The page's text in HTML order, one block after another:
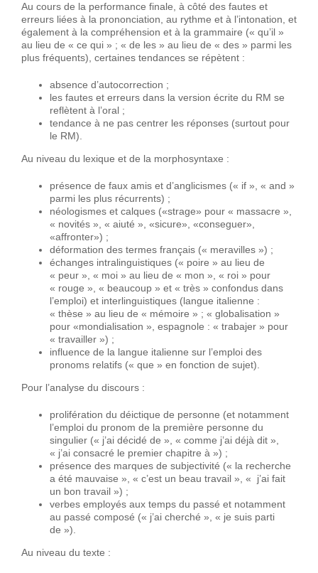
Au cours de la performance finale, à côté des fautes et
erreurs liées à la prononciation, au rythme et à l’intonation, et
également à la compréhension et à la grammaire (« qu’il »
au lieu de « ce qui » ; « de les » au lieu de « des » parmi les
plus fréquents), certaines tendances se répètent :
absence d’autocorrection ;
les fautes et erreurs dans la version écrite du RM se
reflètent à l’oral ;
tendance à ne pas centrer les réponses (surtout pour
le RM).
Au niveau du lexique et de la morphosyntaxe :
présence de faux amis et d’anglicismes (« if », « and »
parmi les plus récurrents) ;
néologismes et calques («strage» pour « massacre »,
« novités », « aiuté », «sicure», «conseguer»,
«affronter») ;
déformation des termes français (« meravilles ») ;
échanges intralinguistiques (« poire » au lieu de
« peur », « moi » au lieu de « mon », « roi » pour
« rouge », « beaucoup » et « très » confondus dans
l’emploi) et interlinguistiques (langue italienne :
« thèse » au lieu de « mémoire » ; « globalisation »
pour «mondialisation », espagnole : « trabajer » pour
« travailler ») ;
influence de la langue italienne sur l’emploi des
pronoms relatifs (« que » en fonction de sujet).
Pour l’analyse du discours :
prolifération du déictique de personne (et notamment
l’emploi du pronom de la première personne du
singulier (« j’ai décidé de », « comme j’ai déjà dit »,
« j’ai consacré le premier chapitre à ») ;
présence des marques de subjectivité (« la recherche
a été mauvaise », « c’est un beau travail », « j’ai fait
un bon travail ») ;
verbes employés aux temps du passé et notamment
au passé composé (« j’ai cherché », « je suis parti
de »).
Au niveau du texte :